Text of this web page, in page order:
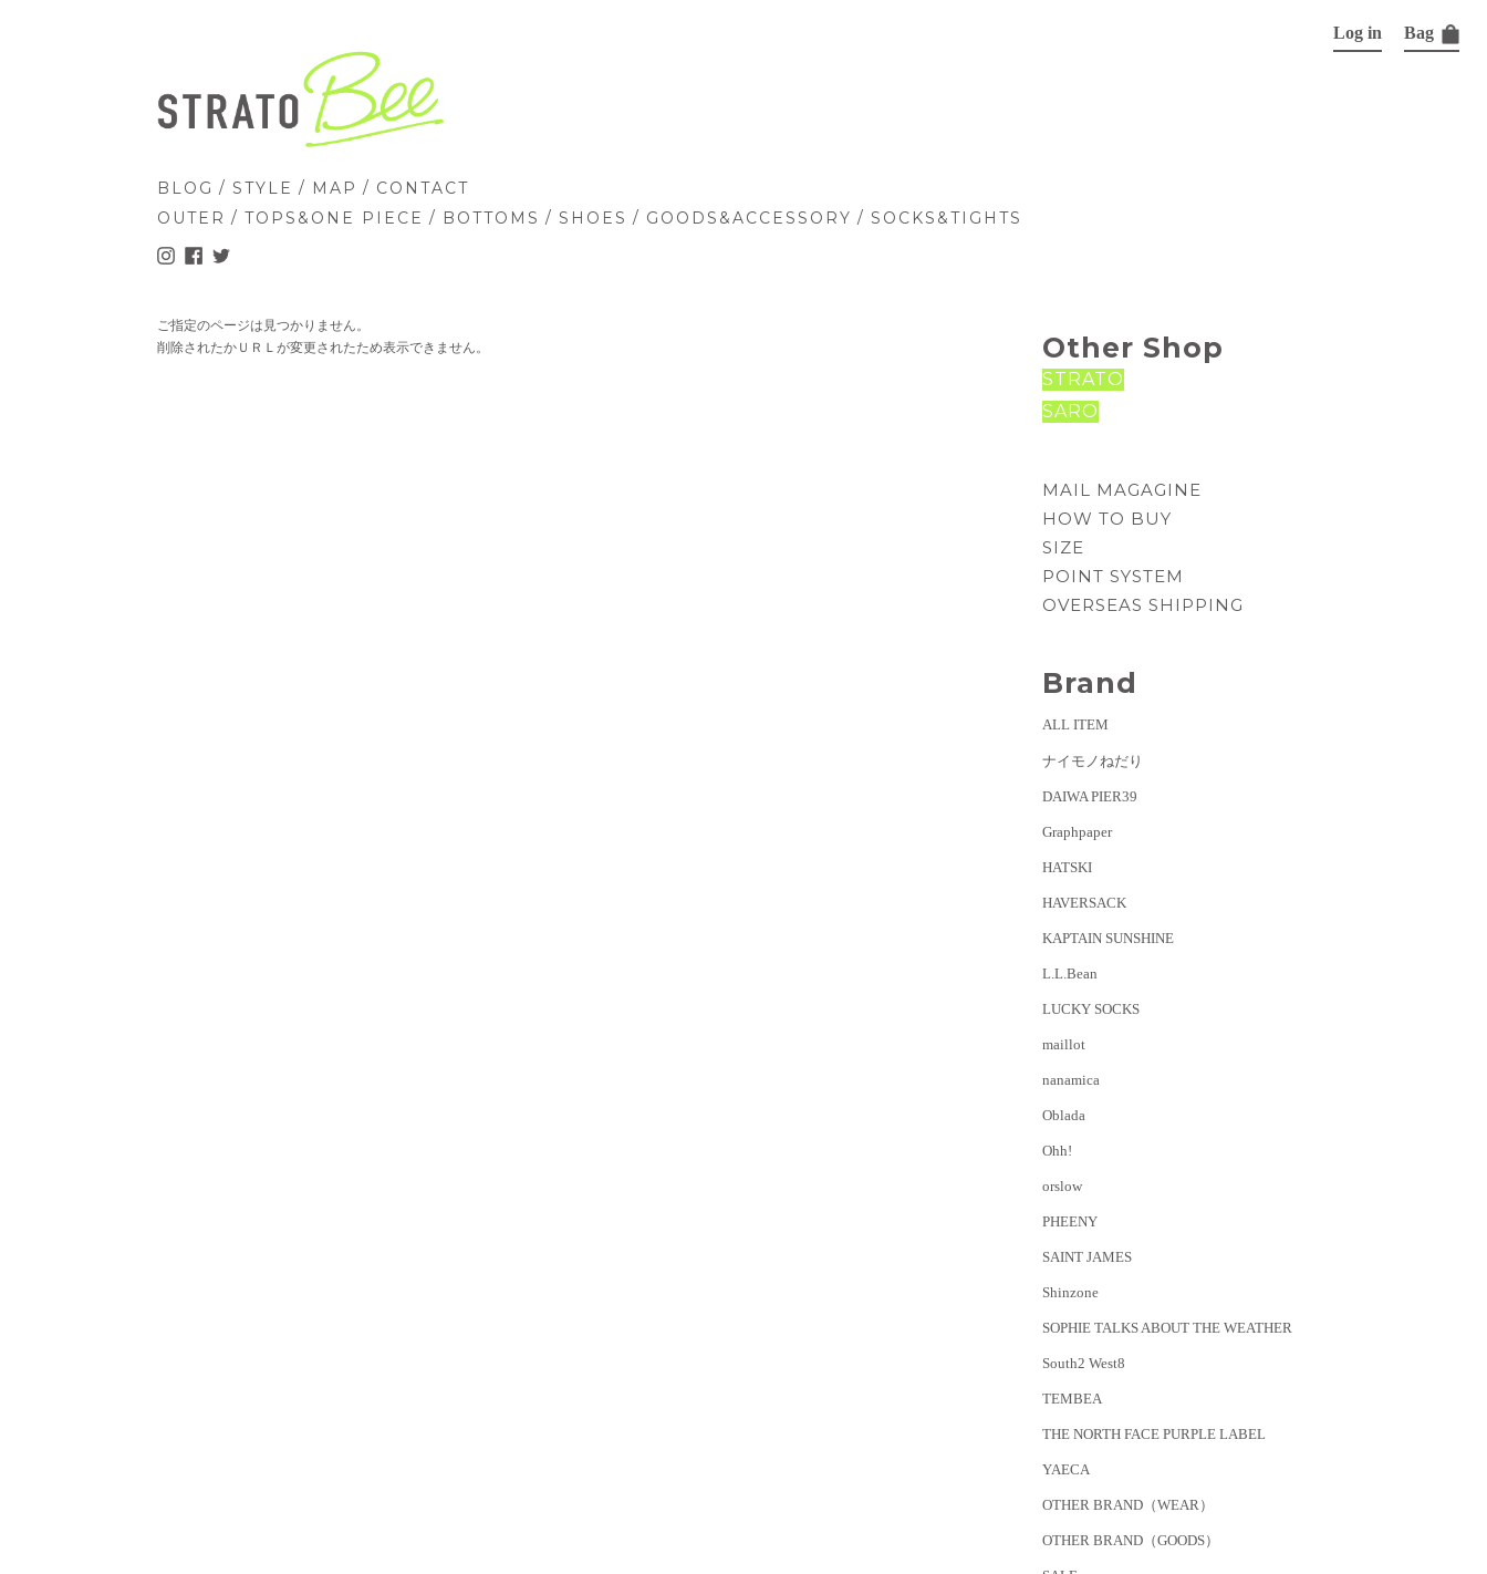
BLOG / STYLE / MAP / CONTACT
OUTER / TOPS&ONE PIECE / BOTTOMS / SHOES / GOODS&ACCESSORY / SOCKS&TIGHTS
Log in Bag
ご指定のページは見つかりません。
削除されたかＵＲＬが変更されたため表示できません。
Other Shop
STRATO
SARO
MAIL MAGAGINE
HOW TO BUY
SIZE
POINT SYSTEM
OVERSEAS SHIPPING
Brand
ALL ITEM
ナイモノねだり
DAIWA PIER39
Graphpaper
HATSKI
HAVERSACK
KAPTAIN SUNSHINE
L.L.Bean
LUCKY SOCKS
maillot
nanamica
Oblada
Ohh!
orslow
PHEENY
SAINT JAMES
Shinzone
SOPHIE TALKS ABOUT THE WEATHER
South2 West8
TEMBEA
THE NORTH FACE PURPLE LABEL
YAECA
OTHER BRAND（WEAR）
OTHER BRAND（GOODS）